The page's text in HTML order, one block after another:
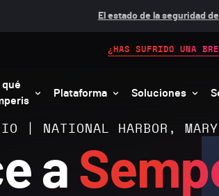
El estado de la seguridad
qué
Plataforma Soluciones
¿HAS SUFRIDO UNA
| NATIONAL HARBOR,
a